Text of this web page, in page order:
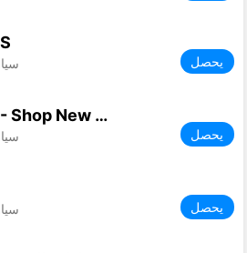
يحصل
CARFAX - Shop New & Used Cars
يحصل
يحصل